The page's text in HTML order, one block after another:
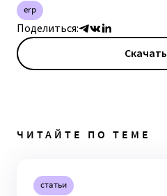
erp
Поделиться:
Скачать
ЧИТАЙТЕ ПО ТЕМЕ
статьи